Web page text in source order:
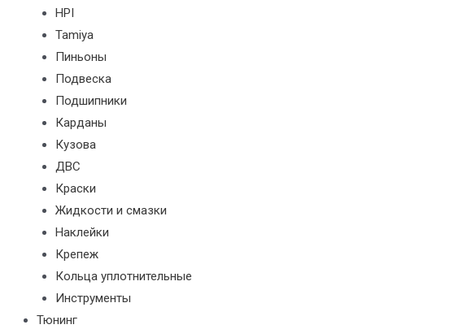
HPI
Tamiya
Пиньоны
Подвеска
Подшипники
Карданы
Кузова
ДВС
Краски
Жидкости и смазки
Наклейки
Крепеж
Кольца уплотнительные
Инструменты
Тюнинг